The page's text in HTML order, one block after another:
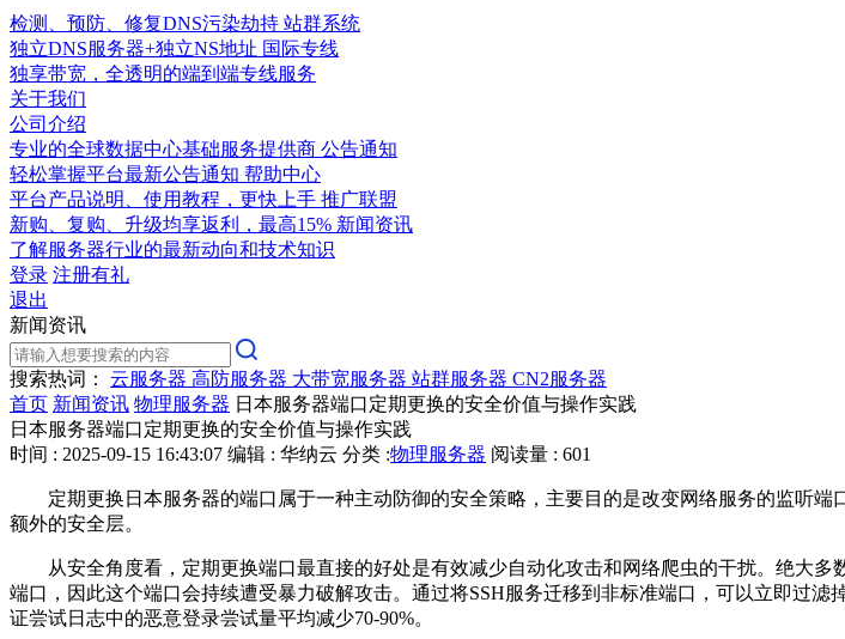
检测、预防、修复DNS污染劫持 站群系统
独立DNS服务器+独立NS地址 国际专线
独享带宽，全透明的端到端专线服务
关于我们
公司介绍
专业的全球数据中心基础服务提供商 公告通知
轻松掌握平台最新公告通知 帮助中心
平台产品说明、使用教程，更快上手 推广联盟
新购、复购、升级均享返利，最高15% 新闻资讯
了解服务器行业的最新动向和技术知识
登录 注册有礼
退出
新闻资讯
搜索热词： 云服务器 高防服务器 大带宽服务器 站群服务器 CN2服务器
首页 新闻资讯 物理服务器 日本服务器端口定期更换的安全价值与操作实践
日本服务器端口定期更换的安全价值与操作实践
时间 : 2025-09-15 16:43:07 编辑 : 华纳云 分类 :物理服务器 阅读量 : 601
定期更换日本服务器的端口属于一种主动防御的安全策略，主要目的是改变网络服务的监听
额外的安全层。
从安全角度看，定期更换端口最直接的好处是有效减少自动化攻击和网络爬虫的干扰。绝大
端口，因此这个端口会持续遭受暴力破解攻击。通过将SSH服务迁移到非标准端口，可以立即过滤
证尝试日志中的恶意登录尝试量平均减少70-90%。